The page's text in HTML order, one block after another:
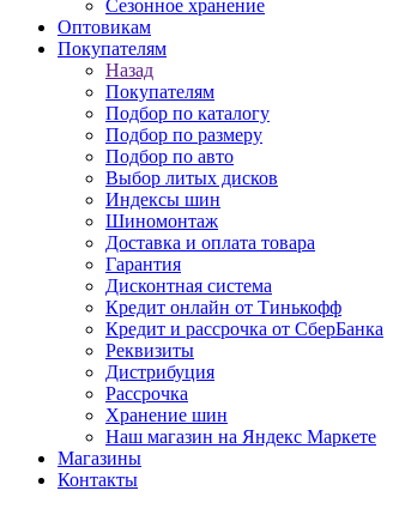
Сезонное хранение
Оптовикам
Покупателям
Назад
Покупателям
Подбор по каталогу
Подбор по размеру
Подбор по авто
Выбор литых дисков
Индексы шин
Шиномонтаж
Доставка и оплата товара
Гарантия
Дисконтная система
Кредит онлайн от Тинькофф
Кредит и рассрочка от СберБанка
Реквизиты
Дистрибуция
Рассрочка
Хранение шин
Наш магазин на Яндекс Маркете
Магазины
Контакты